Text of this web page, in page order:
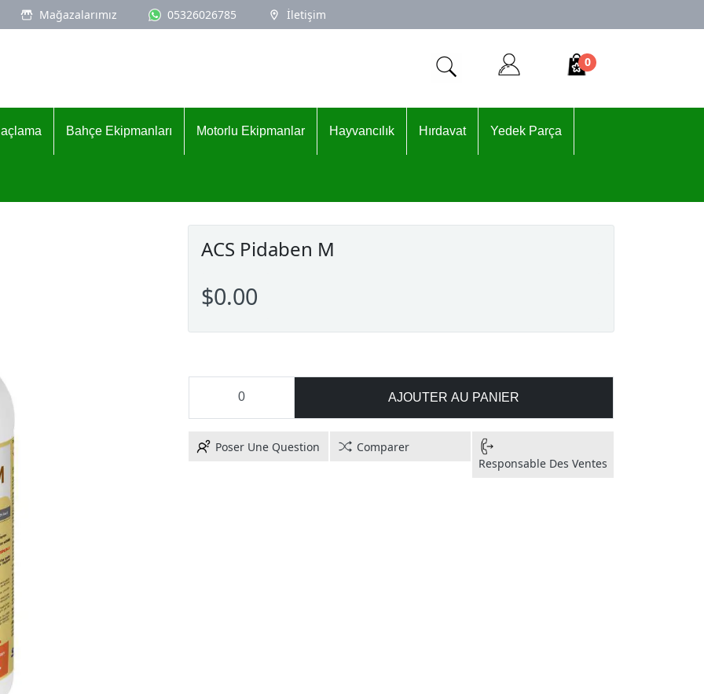
Mağazalarımız 05326026785 İletişim
0
İlaçlama Bahçe Ekipmanları Motorlu Ekipmanlar Hayvancılık Hırdavat Yedek Parça
ACS Pidaben M
$0.00
AJOUTER AU PANIER
Poser Une Question
Comparer
Responsable Des Ventes